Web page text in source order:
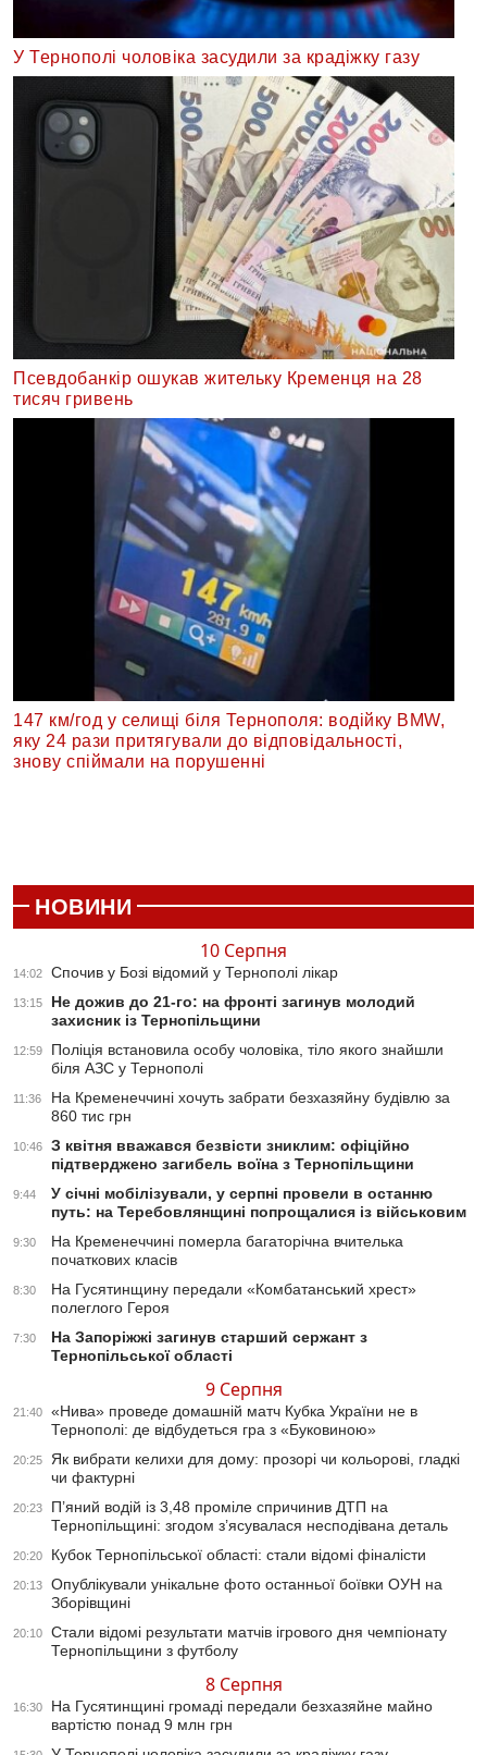
У Тернополі чоловіка засудили за крадіжку газу
Псевдобанкір ошукав жительку Кременця на 28
тисяч гривень
147 км/год у селищі біля Тернополя: водійку BMW,
яку 24 рази притягували до відповідальності,
знову спіймали на порушенні
НОВИНИ
10 Серпня
14:02 Спочив у Бозі відомий у Тернополі лікар
13:15
Не дожив до 21-го: на фронті загинув молодий
захисник із Тернопільщини
12:59
Поліція встановила особу чоловіка, тіло якого знайшли
біля АЗС у Тернополі
11:36
На Кременеччині хочуть забрати безхазяйну будівлю за
860 тис грн
10:46
З квітня вважався безвісти зниклим: офіційно
підтверджено загибель воїна з Тернопільщини
9:44
У січні мобілізували, у серпні провели в останню
путь: на Теребовлянщині попрощалися із військовим
9:30
На Кременеччині померла багаторічна вчителька
початкових класів
8:30
На Гусятинщину передали «Комбатанський хрест»
полеглого Героя
7:30
На Запоріжжі загинув старший сержант з
Тернопільської області
9 Серпня
21:40
«Нива» проведе домашній матч Кубка України не в
Тернополі: де відбудеться гра з «Буковиною»
20:25
Як вибрати келихи для дому: прозорі чи кольорові, гладкі
чи фактурні
20:23
П’яний водій із 3,48 проміле спричинив ДТП на
Тернопільщині: згодом з’ясувалася несподівана деталь
20:20 Кубок Тернопільської області: стали відомі фіналісти
20:13
Опублікували унікальне фото останньої боївки ОУН на
Зборівщині
20:10
Стали відомі результати матчів ігрового дня чемпіонату
Тернопільщини з футболу
8 Серпня
16:30
На Гусятинщині громаді передали безхазяйне майно
вартістю понад 9 млн грн